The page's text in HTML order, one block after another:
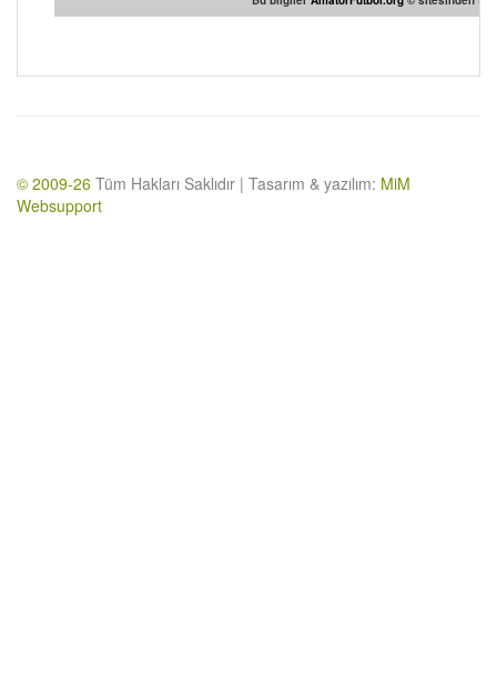
© 2009-26 Tüm Hakları Saklıdır | Tasarım & yazılım: MiM
Websupport